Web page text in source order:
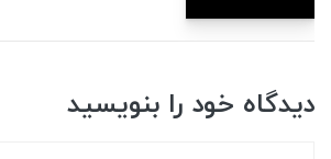
دیدگاه خود را بنویسید